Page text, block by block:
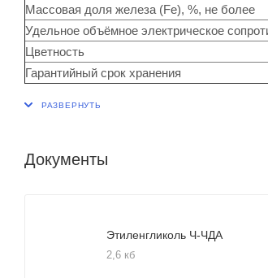
Массовая доля железа (Fe), %, не более
Удельное объёмное электрическое
Цветность
Гарантийный срок хранения
Документы
Этиленгликоль Ч-ЧДА
2,6 кб